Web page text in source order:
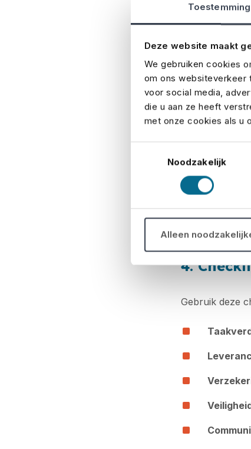
Toestemming
Deze website maakt
We gebruiken cookies
om ons websiteverkeer
voor social media,
die u aan ze heeft
met onze cookies als u
Noodzakelijk
Alleen
leg vast wie
zoals
overwie
welke
je vervelende
3.
Veiligheid
duidelijke
iets misgaat –
dit goed
4.
Gebruik deze